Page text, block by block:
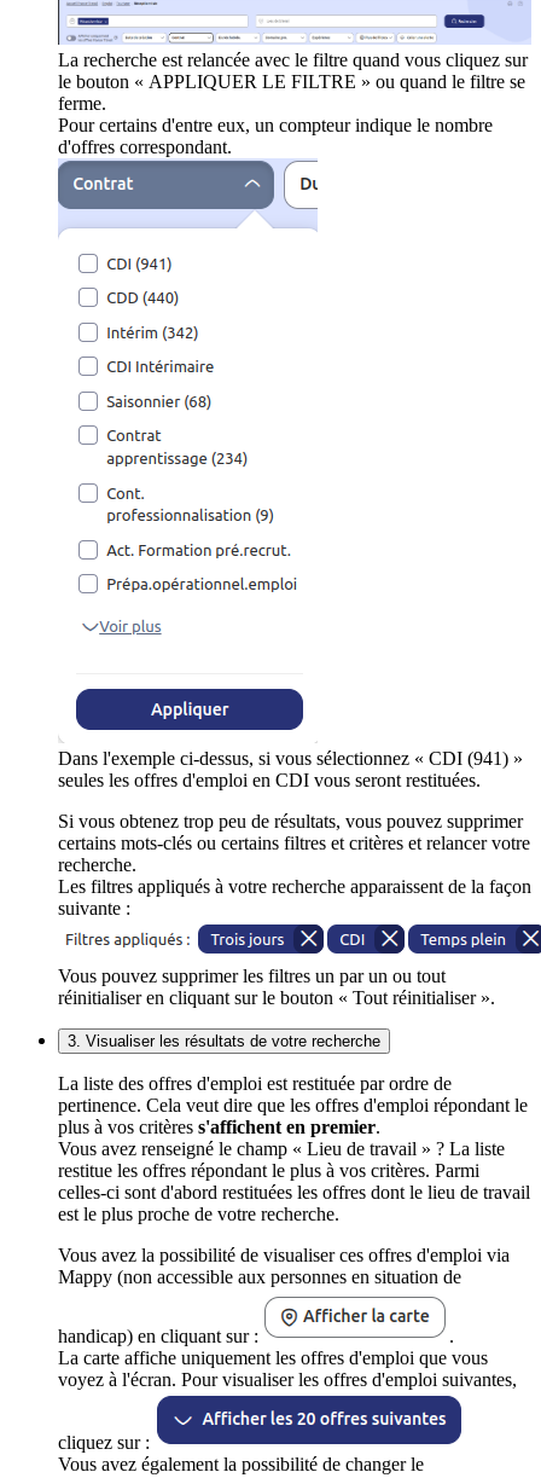
La recherche est relancée avec le filtre quand vous cliquez sur
le bouton « APPLIQUER LE FILTRE » ou quand le filtre se
ferme.
Pour certains d'entre eux, un compteur indique le nombre
d'offres correspondant.
Dans l'exemple ci-dessus, si vous sélectionnez « CDI (941) »
seules les offres d'emploi en CDI vous seront restituées.
Si vous obtenez trop peu de résultats, vous pouvez supprimer
certains mots-clés ou certains filtres et critères et relancer votre
recherche.
Les filtres appliqués à votre recherche apparaissent de la façon
suivante :
Vous pouvez supprimer les filtres un par un ou tout
réinitialiser en cliquant sur le bouton « Tout réinitialiser ».
3. Visualiser les résultats de votre recherche
La liste des offres d'emploi est restituée par ordre de
pertinence. Cela veut dire que les offres d'emploi répondant le
plus à vos critères s'affichent en premier.
Vous avez renseigné le champ « Lieu de travail » ? La liste
restitue les offres répondant le plus à vos critères. Parmi
celles-ci sont d'abord restituées les offres dont le lieu de travail
est le plus proche de votre recherche.
Vous avez la possibilité de visualiser ces offres d'emploi via
Mappy (non accessible aux personnes en situation de
handicap) en cliquant sur :
.
La carte affiche uniquement les offres d'emploi que vous
voyez à l'écran. Pour visualiser les offres d'emploi suivantes,
cliquez sur :
Vous avez également la possibilité de changer le